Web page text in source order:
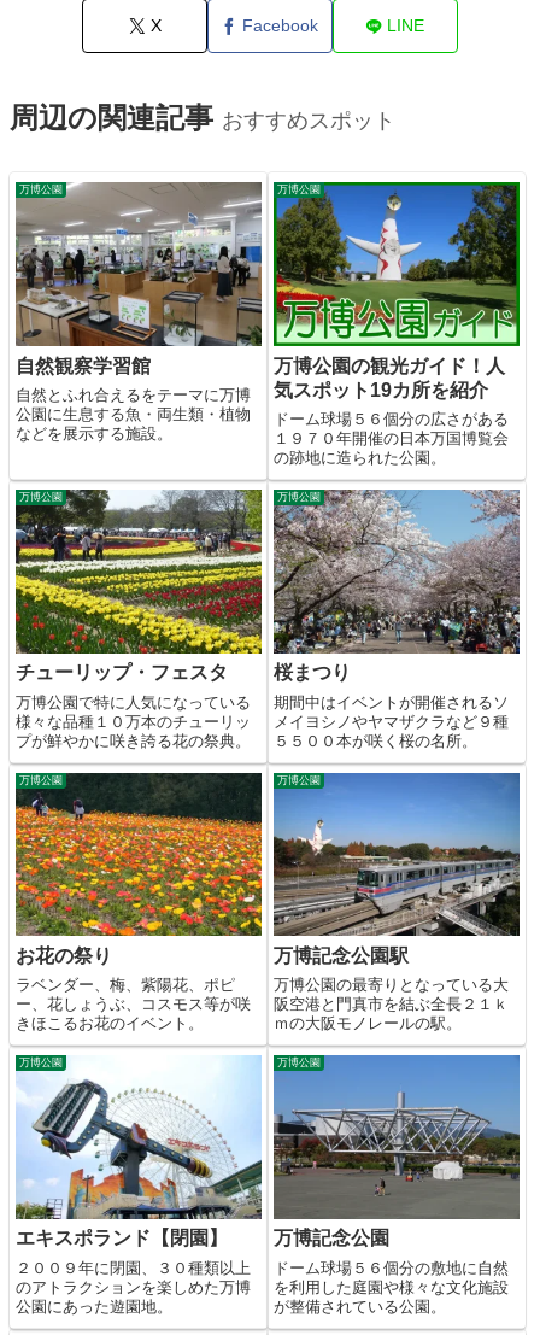
X Facebook LINE
周辺の関連記事 おすすめスポット
万博公園
自然観察学習館
自然とふれ合えるをテーマに万博
公園に生息する魚・両生類・植物
などを展示する施設。
万博公園
万博公園の観光ガイド！人
気スポット19カ所を紹介
ドーム球場５６個分の広さがある
１９７０年開催の日本万国博覧会
の跡地に造られた公園。
万博公園
チューリップ・フェスタ
万博公園で特に人気になっている
様々な品種１０万本のチューリッ
プが鮮やかに咲き誇る花の祭典。
万博公園
桜まつり
期間中はイベントが開催されるソ
メイヨシノやヤマザクラなど９種
５５００本が咲く桜の名所。
万博公園
お花の祭り
ラベンダー、梅、紫陽花、ポピ
ー、花しょうぶ、コスモス等が咲
きほこるお花のイベント。
万博公園
万博記念公園駅
万博公園の最寄りとなっている大
阪空港と門真市を結ぶ全長２１ｋ
ｍの大阪モノレールの駅。
万博公園
エキスポランド【閉園】
２００９年に閉園、３０種類以上
のアトラクションを楽しめた万博
公園にあった遊園地。
万博公園
万博記念公園
ドーム球場５６個分の敷地に自然
を利用した庭園や様々な文化施設
が整備されている公園。